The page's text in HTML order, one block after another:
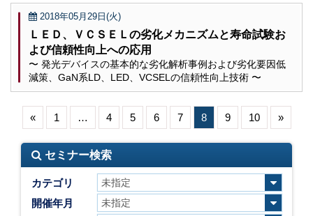
2018年05月29日(火)
ＬＥＤ、ＶＣＳＥＬの劣化メカニズムと寿命試験お
よび信頼性向上への応用
〜 発光デバイスの基本的な劣化解析事例および劣化要因低
減策、GaN系LD、LED、VCSELの信頼性向上技術 〜
« 1 … 4 5 6 7 8 9 10 »
セミナー検索
カテゴリ
開催年月